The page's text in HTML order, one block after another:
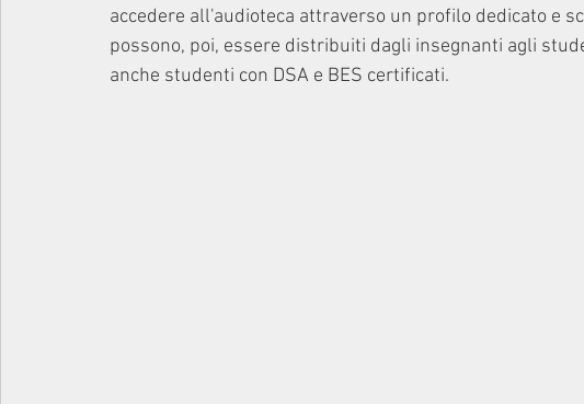
accedere all'audioteca attraverso un profilo dedicato e
possono, poi, essere distribuiti dagli insegnanti agli
anche studenti con DSA e BES certificati.